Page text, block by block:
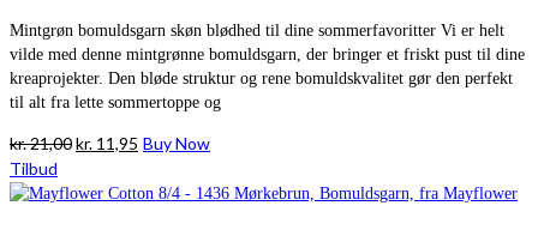
Mintgrøn bomuldsgarn skøn blødhed til dine sommerfavoritter Vi er helt
vilde med denne mintgrønne bomuldsgarn, der bringer et friskt pust til dine
kreaprojekter. Den bløde struktur og rene bomuldskvalitet gør den perfekt
til alt fra lette sommertoppe og
kr.21,00Den
pris
kr. 11,95 Den
pris
Buy Now
Tilbud